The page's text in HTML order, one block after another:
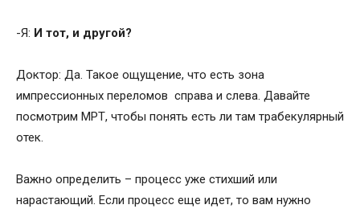
-Я: И тот, и другой?
Доктор: Да. Такое ощущение, что есть зона
импрессионных переломов справа и слева. Давайте
посмотрим МРТ, чтобы понять есть ли там трабекулярный
отек.
Важно определить – процесс уже стихший или
нарастающий. Если процесс еще идет, то вам нужно